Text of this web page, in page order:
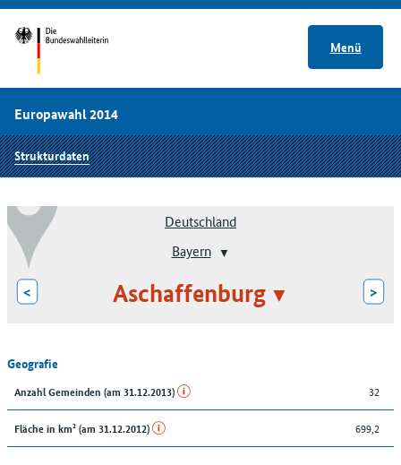
Menü
Europawahl 2014
Strukturdaten
Deutschland
Bayern
< Aschaffenburg >
Geografie
Anzahl Gemeinden (am 31.12.2013) 32
Fläche in km² (am 31.12.2012) 699,2